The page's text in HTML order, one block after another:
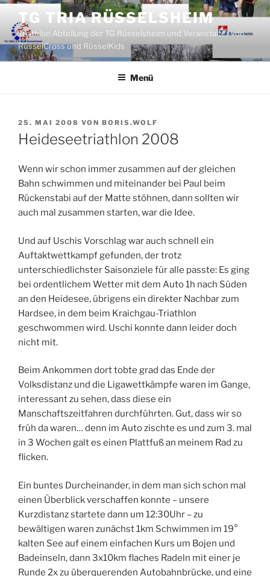
Zum
Inhalt
springen
TG TRIA RÜSSELSHEIM
Triathlon Abteilung der TG Rüsselsheim und Veranstalter von
RüsselCross und RüsselKids
Menü
VERÖFFENTLICHT
AM
25. MAI 2008 VON BORIS.WOLF
Heideseetriathlon 2008
Wenn wir schon immer zusammen auf der gleichen
Bahn schwimmen und miteinander bei Paul beim
Rückenstabi auf der Matte stöhnen, dann sollten wir
auch mal zusammen starten, war die Idee.
Und auf Uschis Vorschlag war auch schnell ein
Auftaktwettkampf gefunden, der trotz
unterschiedlichster Saisonziele für alle passte: Es ging
bei ordentlichem Wetter mit dem Auto 1h nach Süden
an den Heidesee, übrigens ein direkter Nachbar zum
Hardsee, in dem beim Kraichgau-Triathlon
geschwommen wird. Uschi konnte dann leider doch
nicht mit.
Beim Ankommen dort tobte grad das Ende der
Volksdistanz und die Ligawettkämpfe waren im Gange,
interessant zu sehen, dass diese ein
Manschaftszeitfahren durchführten. Gut, dass wir so
früh da waren… denn im Auto zischte es und zum 3. mal
in 3 Wochen galt es einen Plattfuß an meinem Rad zu
flicken.
Ein buntes Durcheinander, in dem man sich schon mal
einen Überblick verschaffen konnte – unsere
Kurzdistanz startete dann um 12:30Uhr – zu
bewältigen waren zunächst 1km Schwimmen im 19°
kalten See auf einem einfachen Kurs um Bojen und
Badeinseln, dann 3x10km flaches Radeln mit einer je
Runde 2x zu überquerenden Autobahnbrücke, und eine